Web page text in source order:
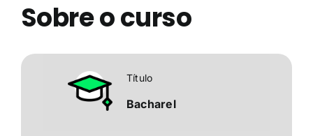
Sobre o curso
Título
Bacharel